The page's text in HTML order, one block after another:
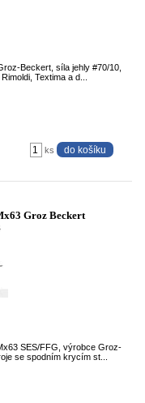
Beckert, síla jehly #70/10,
Textima a d...
ks
Groz Beckert
SES/FFG, výrobce Groz-
se spodním krycím st...